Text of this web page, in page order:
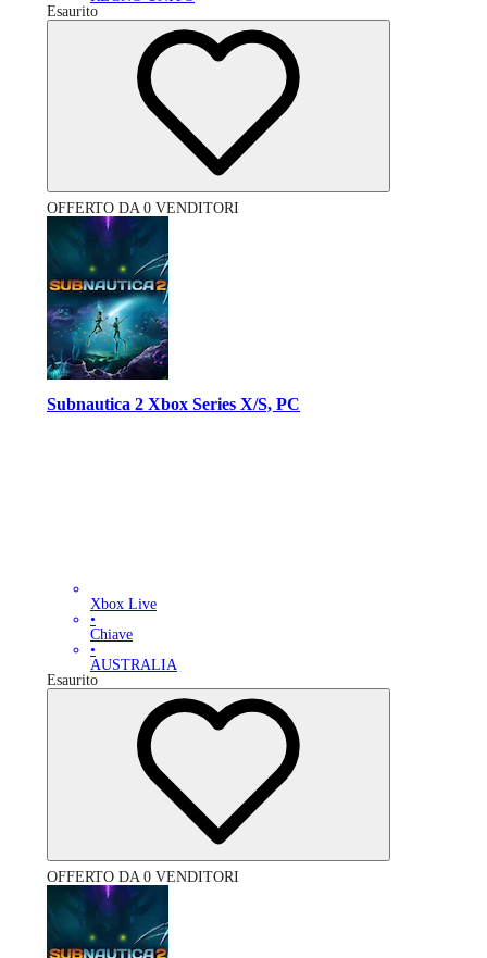
Esaurito
OFFERTO DA 0 VENDITORI
Subnautica 2 Xbox Series X/S, PC
Xbox Live
•
Chiave
•
AUSTRALIA
Esaurito
OFFERTO DA 0 VENDITORI